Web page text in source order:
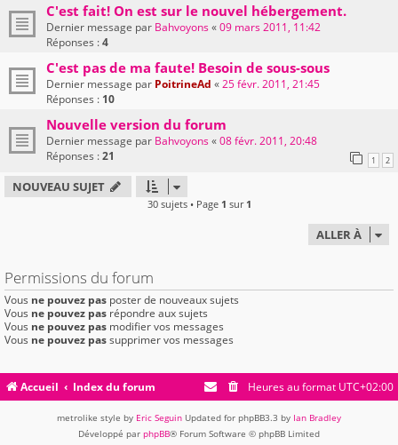
C'est fait! On est sur le nouvel hébergement.
Dernier message par Bahvoyons«09 mars 2011, 11:42
Réponses :4
C'est pas de ma faute! Besoin de sous-sous
Dernier message par PoitrineAd «25 févr. 2011, 21:45
Réponses : 10
Nouvelle version du forum
Dernier message par Bahvoyons«08 févr. 2011, 20:48
Réponses :21 1 2
NOUVEAU SUJET
30 sujets • Page 1 sur 1
ALLER À
Permissions du forum
Vous ne pouvez pas poster de nouveaux sujets
Vous ne pouvez pas répondre aux sujets
Vous ne pouvez pas modifier vos messages
Vous ne pouvez passupprimer vos messages
Accueil Index du forum Heures au format UTC+02:00
metrolike style by Eric Seguin Updated for phpBB3.3 by Ian Bradley
Développé par phpBB® Forum Software © phpBB Limited